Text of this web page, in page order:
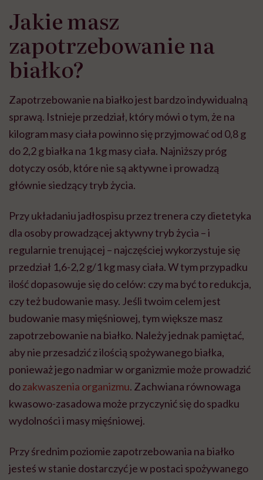
Jakie masz
zapotrzebowanie na
białko?
Zapotrzebowanie na białko jest bardzo indywidualną
sprawą. Istnieje przedział, który mówi o tym, że na
kilogram masy ciała powinno się przyjmować od 0,8 g
do 2,2 g białka na 1 kg masy ciała. Najniższy próg
dotyczy osób, które nie są aktywne i prowadzą
głównie siedzący tryb życia.
Przy układaniu jadłospisu przez trenera czy dietetyka
dla osoby prowadzącej aktywny tryb życia – i
regularnie trenującej – najczęściej wykorzystuje się
przedział 1,6-2,2 g/1 kg masy ciała. W tym przypadku
ilość dopasowuje się do celów: czy ma być to redukcja,
czy też budowanie masy. Jeśli twoim celem jest
budowanie masy mięśniowej, tym większe masz
zapotrzebowanie na białko. Należy jednak pamiętać,
aby nie przesadzić z ilością spożywanego białka,
ponieważ jego nadmiar w organizmie może prowadzić
dozakwaszenia organizmu. Zachwiana równowaga
kwasowo-zasadowa może przyczynić się do spadku
wydolności i masy mięśniowej.
Przy średnim poziomie zapotrzebowania na białko
jesteś w stanie dostarczyć je w postaci spożywanego